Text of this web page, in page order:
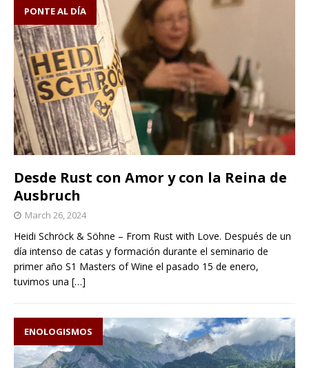
PONTE AL DÍA
Desde Rust con Amor y con la Reina de
Ausbruch
March 26, 2024
Heidi Schröck & Söhne – From Rust with Love. Después de un
día intenso de catas y formación durante el seminario de
primer año S1 Masters of Wine el pasado 15 de enero,
tuvimos una […]
ENOLOGISMOS